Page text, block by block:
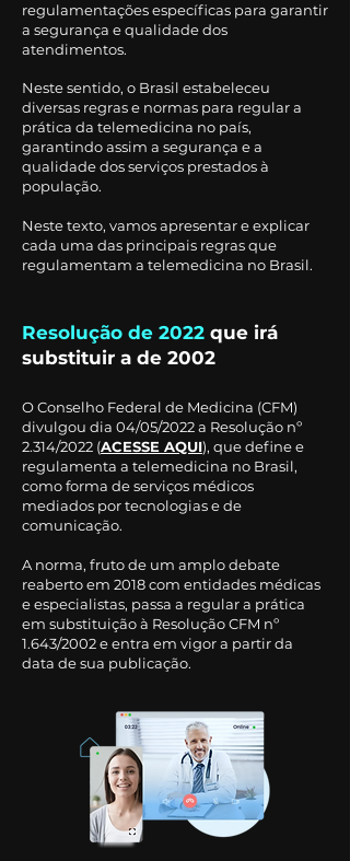
regulamentações específicas para garantir
a segurança e qualidade dos
atendimentos.
Neste sentido, o Brasil estabeleceu
diversas regras e normas para regular a
prática da telemedicina no país,
garantindo assim a segurança e a
qualidade dos serviços prestados à
população.
Neste texto, vamos apresentar e explicar
cada uma das principais regras que
regulamentam a telemedicina no Brasil.
Resolução de 2022 que irá
substituir a de 2002
O Conselho Federal de Medicina (CFM)
divulgou dia 04/05/2022 a Resolução nº
2.314/2022 (ACESSE AQUI), que define e
regulamenta a telemedicina no Brasil,
como forma de serviços médicos
mediados por tecnologias e de
comunicação.
A norma, fruto de um amplo debate
reaberto em 2018 com entidades médicas
e especialistas, passa a regular a prática
em substituição à Resolução CFM nº
1.643/2002 e entra em vigor a partir da
data de sua publicação.